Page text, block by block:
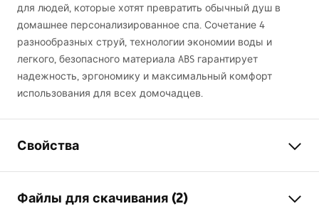
для людей, которые хотят превратить обычный душ в
домашнее персонализированное спа. Сочетание 4
разнообразных струй, технологии экономии воды и
легкого, безопасного материала ABS гарантирует
надежность, эргономику и максимальный комфорт
использования для всех домочадцев.
Свойства
Материал
Пластик, ABS
Файлы для скачивания (2)